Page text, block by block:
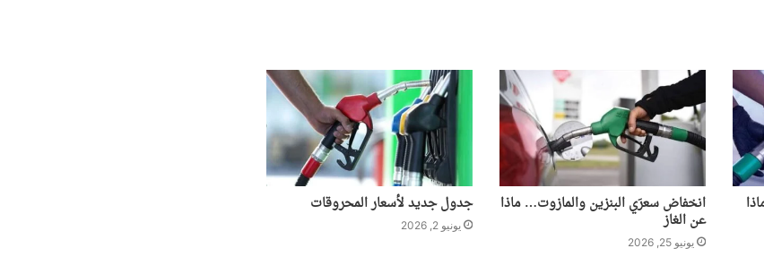
انخفاض سعرَي البنزين والمازوت… ماذا
عن الغاز
يونيو 25, 2026
جدول جديد لأسعار المحروقات
يونيو 2, 2026